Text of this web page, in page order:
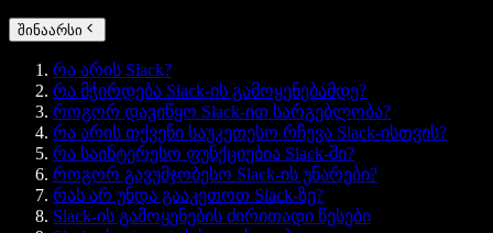
შინაარსი
რა არის Slack?
რა მჭირდება Slack-ის გამოყენებამდე?
როგორ დავიწყო Slack-ით სარგებლობა?
რა არის თქვენი საუკეთესო რჩევა Slack-ისთვის?
რა საინტერესო ფუნქციებია Slack-ში?
როგორ გავუმჯობესო Slack-ის უნარები?
რას არ უნდა გააკეთოთ Slack-ზე?
Slack-ის გამოყენების ძირითადი წესები